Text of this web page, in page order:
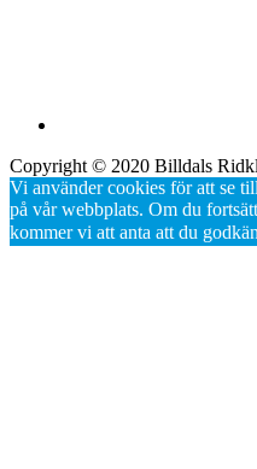
Copyright © 2020 Billdals
Vi använder cookies för att se
på vår webbplats. Om du
kommer vi att anta att du